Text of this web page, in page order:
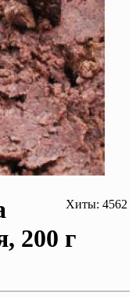
Хиты: 4562
200 г